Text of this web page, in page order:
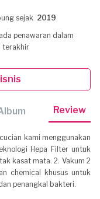
sejak 2019
penawaran dalam
terakhir
Review
kami menggunakan
Hepa Filter untuk
kasat mata. 2. Vakum 2
chemical khusus untuk
penangkal bakteri.